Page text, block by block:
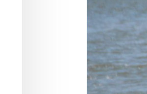
За неделю в
маломерным
нарушений